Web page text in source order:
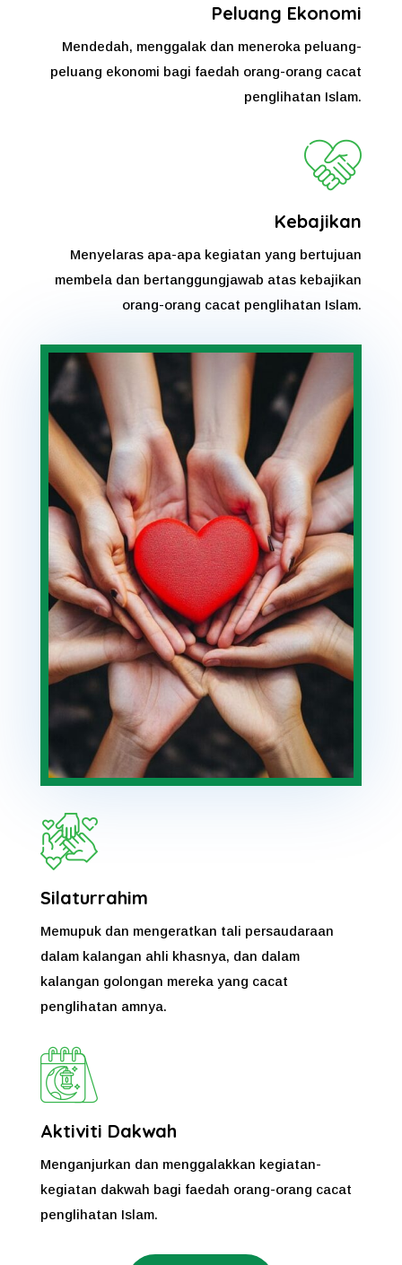
Peluang Ekonomi
Mendedah, menggalak dan meneroka peluang-
peluang ekonomi bagi faedah orang-orang cacat
penglihatan Islam.
Kebajikan
Menyelaras apa-apa kegiatan yang bertujuan
membela dan bertanggungjawab atas kebajikan
orang-orang cacat penglihatan Islam.
Silaturrahim
Memupuk dan mengeratkan tali persaudaraan
dalam kalangan ahli khasnya, dan dalam
kalangan golongan mereka yang cacat
penglihatan amnya.
Aktiviti Dakwah
Menganjurkan dan menggalakkan kegiatan-
kegiatan dakwah bagi faedah orang-orang cacat
penglihatan Islam.